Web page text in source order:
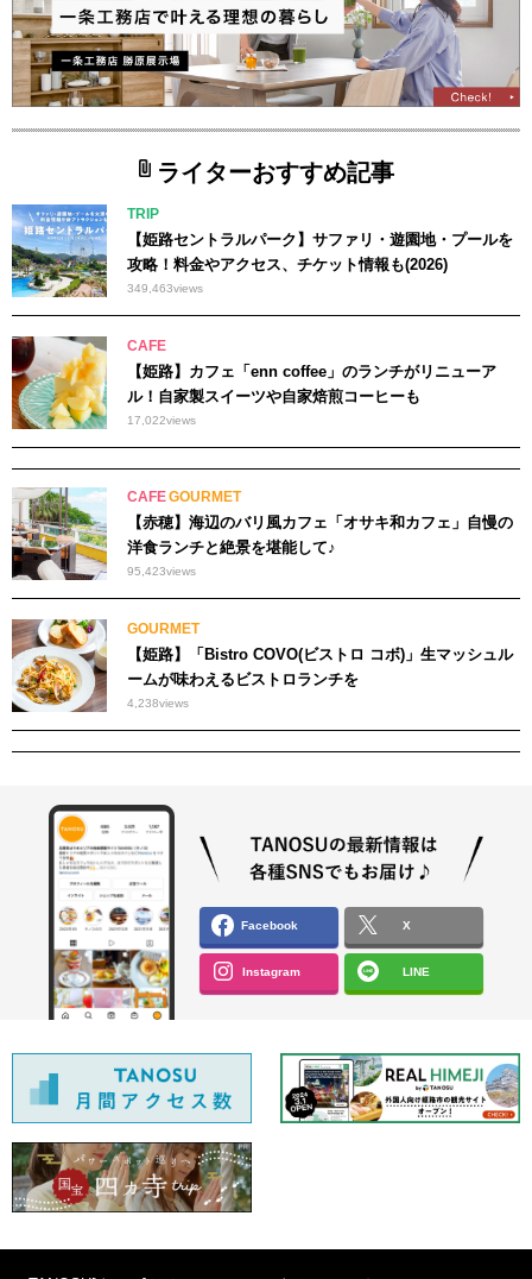
ライターおすすめ記事
TRIP
【姫路セントラルパーク】サファリ・遊園地・プールを
攻略！料金やアクセス、チケット情報も(2026)
349,463views
CAFE
【姫路】カフェ「enn coffee」のランチがリニューア
ル！自家製スイーツや自家焙煎コーヒーも
17,022views
CAFEGOURMET
【赤穂】海辺のバリ風カフェ「オサキ和カフェ」自慢の
洋食ランチと絶景を堪能して♪
95,423views
GOURMET
【姫路】「Bistro COVO(ビストロ コボ)」生マッシュル
ームが味わえるビストロランチを
4,238views
Facebook X
Instagram LINE